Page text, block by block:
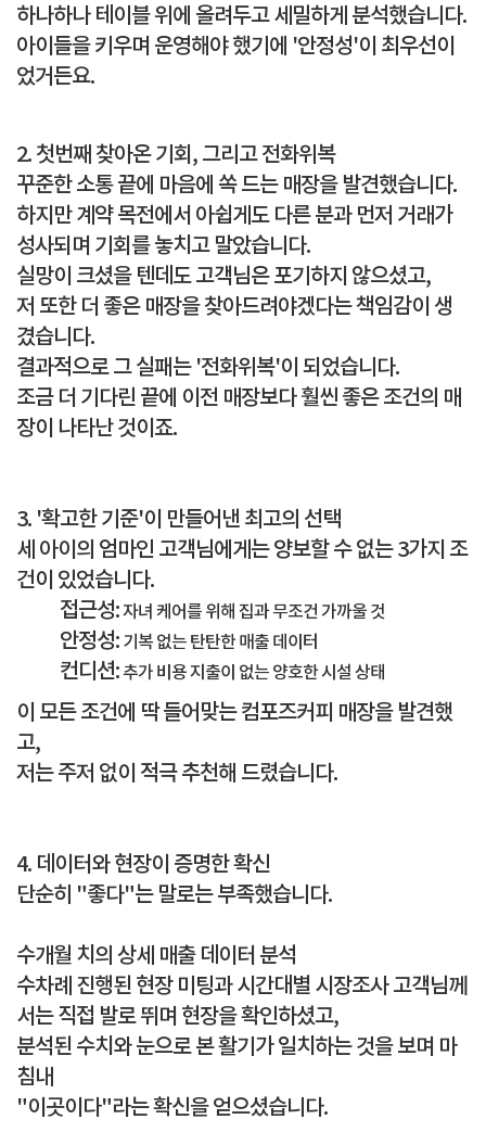
하나하나 테이블 위에 올려두고 세밀하게 분석했습니다.
아이들을 키우며 운영해야 했기에 '안정성'이 최우선이
었거든요.
2. 첫번째 찾아온 기회, 그리고 전화위복
꾸준한 소통 끝에 마음에 쏙 드는 매장을 발견했습니다.
하지만 계약 목전에서 아쉽게도 다른 분과 먼저 거래가
성사되며 기회를 놓치고 말았습니다.
실망이 크셨을 텐데도 고객님은 포기하지 않으셨고,
저 또한 더 좋은 매장을 찾아드려야겠다는 책임감이 생
겼습니다.
결과적으로 그 실패는 '전화위복'이 되었습니다.
조금 더 기다린 끝에 이전 매장보다 훨씬 좋은 조건의 매
장이 나타난 것이죠.
3. '확고한 기준'이 만들어낸 최고의 선택
세 아이의 엄마인 고객님에게는 양보할 수 없는3가지 조
건이 있었습니다.
접근성:자녀 케어를 위해 집과 무조건 가까울 것
안정성: 기복 없는 탄탄한 매출 데이터
컨디션: 추가 비용 지출이 없는 양호한 시설 상태
이 모든 조건에 딱 들어맞는컴포즈커피 매장을 발견했
고,
저는 주저 없이 적극 추천해 드렸습니다.
4. 데이터와 현장이 증명한 확신
단순히 "좋다"는 말로는 부족했습니다.
수개월 치의상세 매출 데이터 분석
수차례 진행된현장 미팅과 시간대별시장조사고객님께
서는 직접 발로 뛰며 현장을 확인하셨고,
분석된 수치와 눈으로 본 활기가 일치하는 것을 보며 마
침내
"이곳이다"라는 확신을 얻으셨습니다.